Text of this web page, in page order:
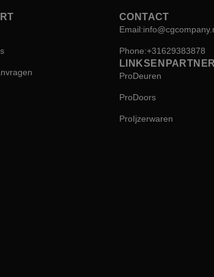
CONTACT
Email:
Phone: +31 629 38 38 78
LINKS EN
ProDeuren
ProDoors
ProIjzerwaren